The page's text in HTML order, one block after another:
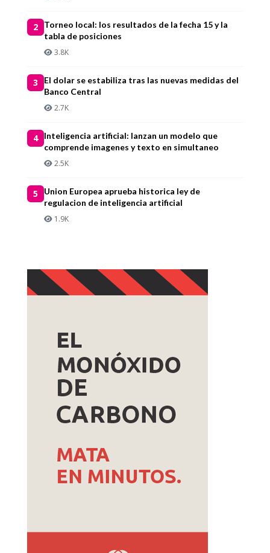
2
Torneo local: los resultados de la fecha 15 y la
tabla de posiciones
3.8K
3
El dolar se estabiliza tras las nuevas medidas del
Banco Central
2.7K
4
Inteligencia artificial: lanzan un modelo que
comprende imagenes y texto en simultaneo
2.5K
5
Union Europea aprueba historica ley de
regulacion de inteligencia artificial
1.9K